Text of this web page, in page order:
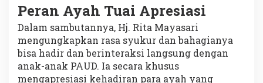
Peran Ayah Tuai Apresiasi
Dalam sambutannya, Hj. Rita Mayasari
mengungkapkan rasa syukur dan bahagianya
bisa hadir dan berinteraksi langsung dengan
anak-anak PAUD. Ia secara khusus
mengapresiasi kehadiran para ayah yang